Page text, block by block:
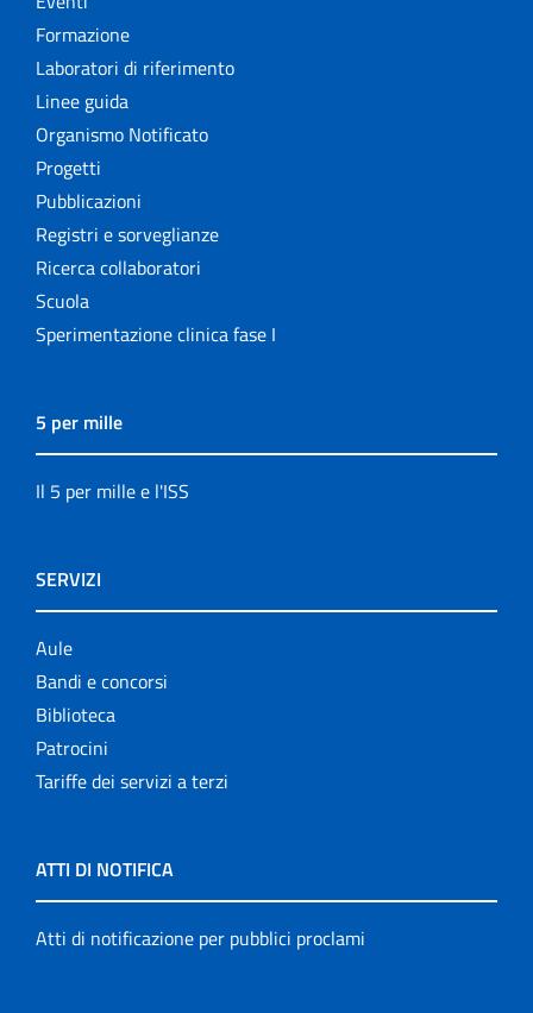
Formazione
Laboratori di riferimento
Linee guida
Organismo Notificato
Progetti
Pubblicazioni
Registri e sorveglianze
Ricerca collaboratori
Scuola
Sperimentazione clinica fase I
5 per mille
Il 5 per mille e l'ISS
SERVIZI
Aule
Bandi e concorsi
Biblioteca
Patrocini
Tariffe dei servizi a terzi
ATTI DI NOTIFICA
Atti di notificazione per pubblici proclami